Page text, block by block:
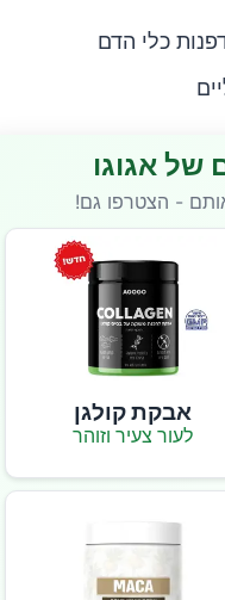
כלי הדם
של אגוגו
- הצטרפו גם!
אבקת קולגן
לעור צעיר וזוהר